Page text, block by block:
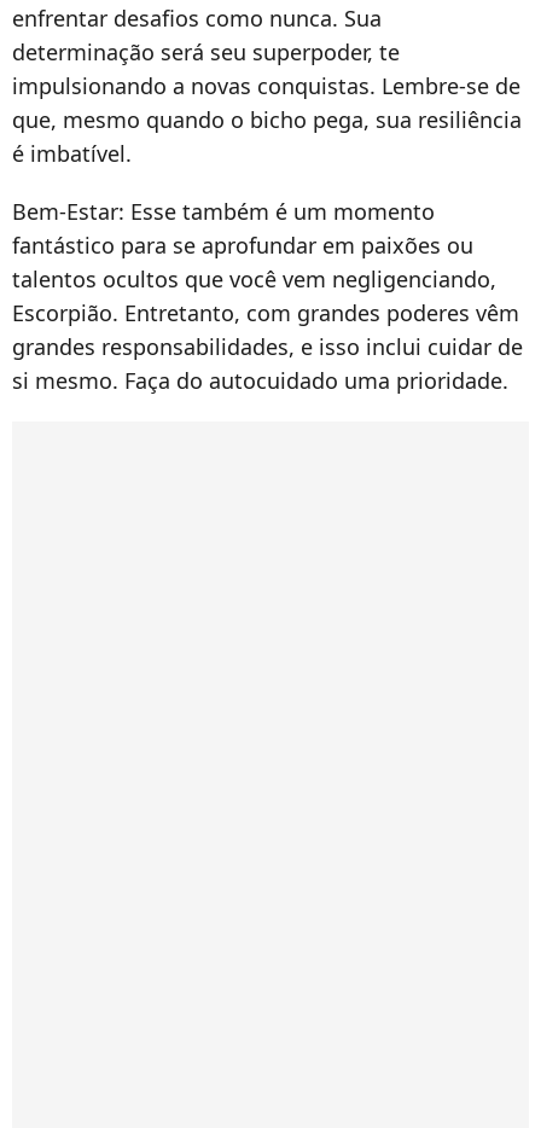
enfrentar desafios como nunca. Sua
determinação será seu superpoder, te
impulsionando a novas conquistas. Lembre-se de
que, mesmo quando o bicho pega, sua resiliência
é imbatível.
Bem-Estar: Esse também é um momento
fantástico para se aprofundar em paixões ou
talentos ocultos que você vem negligenciando,
Escorpião. Entretanto, com grandes poderes vêm
grandes responsabilidades, e isso inclui cuidar de
si mesmo. Faça do autocuidado uma prioridade.